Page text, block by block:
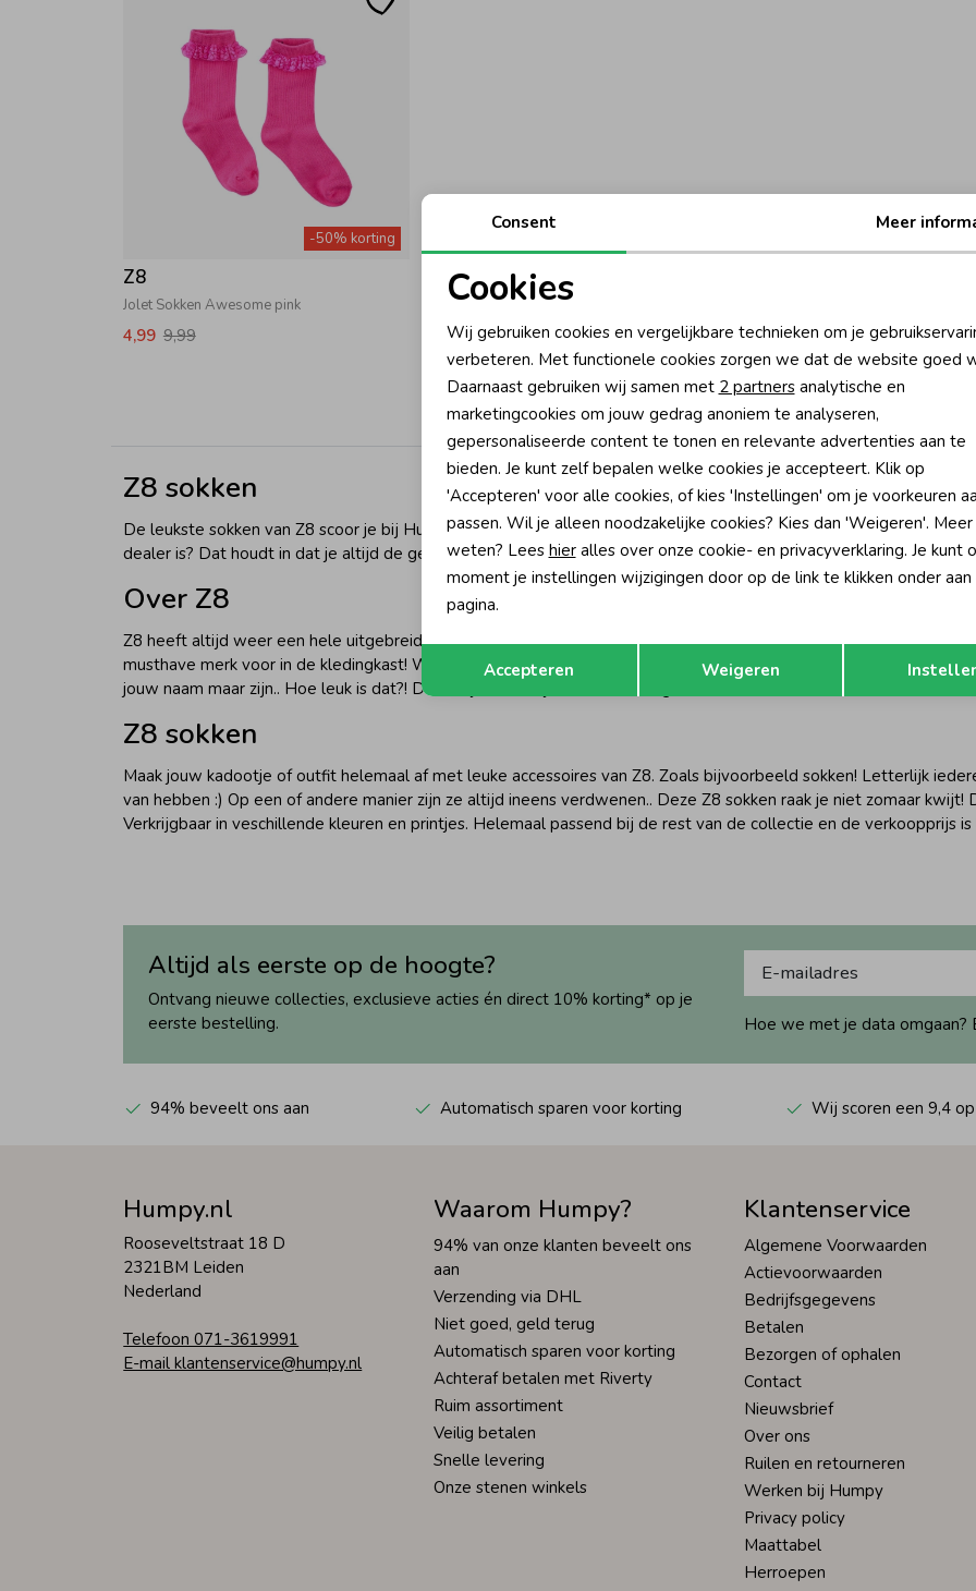
-50% korting
Z8
Jolet Sokken Awesome pink
4,99 9,99
Z8 sokken
De leukste sokken van Z8 scoor je bij Humpy! Of kom gezellig even langs in een van onze winkels in Katwijk en
dealer is? Dat houdt in dat je altijd de gehele collectie verkoopt en het hele jaar alles kan nabestellen zolang de
Over Z8
Z8 heeft altijd weer een hele uitgebreide collectie voor zowel jongens als meisjes. Unieke kleuren, materialen en
musthave merk voor in de kledingkast! Wat wij erg leuk en handig vinden is dat Z8 de items altijd toffe namen
jouw naam maar zijn.. Hoe leuk is dat?! Die kan je natuurlijk niet laten hangen dan..
Z8 sokken
Maak jouw kadootje of outfit helemaal af met leuke accessoires van Z8. Zoals bijvoorbeeld sokken! Letterlijk
van hebben :) Op een of andere manier zijn ze altijd ineens verdwenen.. Deze Z8 sokken raak je niet zomaar
Verkrijgbaar in veschillende kleuren en printjes. Helemaal passend bij de rest van de collectie en de verkoopprijs
Altijd als eerste op de hoogte?
Ontvang nieuwe collecties, exclusieve acties én direct 10% korting* op je
eerste bestelling.
Hoe we met je data omgaan?
94% beveelt ons aan Automatisch sparen voor korting Wij scoren een 9,4
Humpy.nl
Rooseveltstraat 18 D
2321BM Leiden
Nederland
Telefoon 071-3619991
E-mail klantenservice@humpy.nl
Waarom Humpy?
94% van onze klanten beveelt ons
aan
Verzending via DHL
Niet goed, geld terug
Automatisch sparen voor korting
Achteraf betalen met Riverty
Ruim assortiment
Veilig betalen
Snelle levering
Onze stenen winkels
Klantenservice
Algemene Voorwaarden
Actievoorwaarden
Bedrijfsgegevens
Betalen
Bezorgen of ophalen
Contact
Nieuwsbrief
Over ons
Ruilen en retourneren
Werken bij Humpy
Privacy policy
Maattabel
Herroepen
Noodzakelijke cookies
Analytische cookies Marketing cookies
Terug Opslaan
Consent Meer
Cookies
Wij gebruiken cookies en vergelijkbare technieken om je
verbeteren. Met functionele cookies zorgen we dat de website goed
Daarnaast gebruiken wij samen met 2 partnersanalytische en
marketingcookies om jouw gedrag anoniem te analyseren,
gepersonaliseerde content te tonen en relevante advertenties aan te
bieden. Je kunt zelf bepalen welke cookies je accepteert. Klik op
'Accepteren' voor alle cookies, of kies 'Instellingen' om je voorkeuren
passen. Wil je alleen noodzakelijke cookies? Kies dan 'Weigeren'. Meer
weten? Lees hieralles over onze cookie- en privacyverklaring. Je kunt
moment je instellingen wijzigingen door op de link te klikken onder aan
pagina.
Accepteren Weigeren